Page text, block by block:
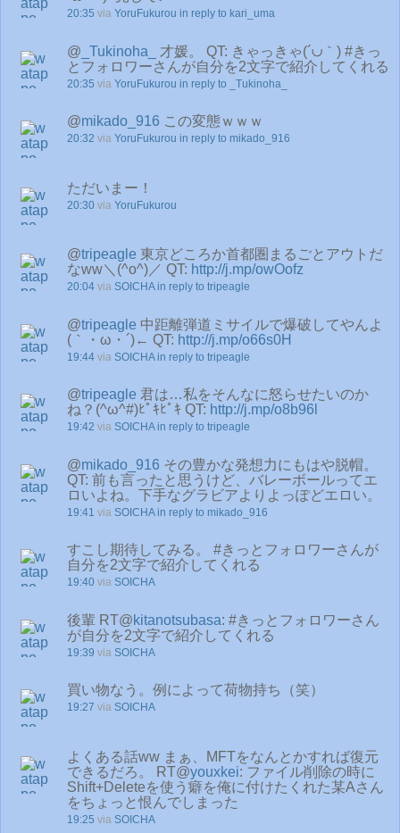
20:35 via YoruFukurou in reply to kari_uma
@ _Tukinoha_
才媛。 QT: きゃっきゃ(´∪｀) #きっ
とフォロワーさんが自分を2文字で紹介してくれる
20:35 via YoruFukurou in reply to _Tukinoha_
@mikado_916 この変態ｗｗｗ
20:32 via YoruFukurou in reply to mikado_916
ただいまー！
20:30 via YoruFukurou
@tripeagle 東京どころか首都圏まるごとアウトだ
なww＼(^o^)／ QT: http://j.mp/owOofz
20:04 via SOICHA in reply to tripeagle
@tripeagle 中距離弾道ミサイルで爆破してやんよ
(｀・ω・´)← QT: http://j.mp/o66s0H
19:44 via SOICHA in reply to tripeagle
@tripeagle 君は…私をそんなに怒らせたいのか
ね？(^ω^#)ﾋﾟｷﾋﾟｷ QT: http://j.mp/o8b96l
19:42 via SOICHA in reply to tripeagle
@mikado_916 その豊かな発想力にもはや脱帽。
QT: 前も言ったと思うけど、バレーボールってエ
ロいよね。下手なグラビアよりよっぽどエロい。
19:41 via SOICHA in reply to mikado_916
すこし期待してみる。 #きっとフォロワーさんが
自分を2文字で紹介してくれる
19:40 via SOICHA
後輩 RT@kitanotsubasa: #きっとフォロワーさん
が自分を2文字で紹介してくれる
19:39 via SOICHA
買い物なう。例によって荷物持ち（笑）
19:27 via SOICHA
よくある話ww まぁ、MFTをなんとかすれば復元
できるだろ。 RT@youxkei: ファイル削除の時に
Shift+Deleteを使う癖を俺に付けたくれた某Aさん
をちょっと恨んでしまった
19:25 via SOICHA